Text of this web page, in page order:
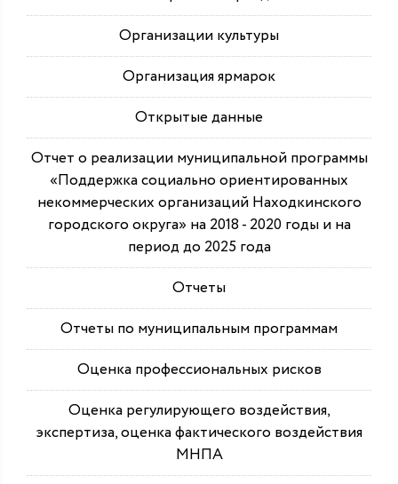
Организации культуры
Организация ярмарок
Открытые данные
Отчет о реализации муниципальной программы
«Поддержка социально ориентированных
некоммерческих организаций Находкинского
городского округа» на 2018 - 2020 годы и на
период до 2025 года
Отчеты
Отчеты по муниципальным программам
Оценка профессиональных рисков
Оценка регулирующего воздействия,
экспертиза, оценка фактического воздействия
МНПА